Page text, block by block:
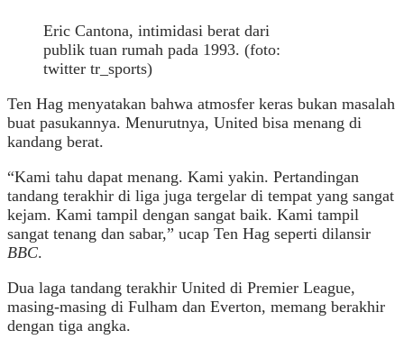
Eric Cantona, intimidasi berat dari
publik tuan rumah pada 1993. (foto:
twitter tr_sports)
Ten Hag menyatakan bahwa atmosfer keras bukan masalah
buat pasukannya. Menurutnya, United bisa menang di
kandang berat.
“Kami tahu dapat menang. Kami yakin. Pertandingan
tandang terakhir di liga juga tergelar di tempat yang sangat
kejam. Kami tampil dengan sangat baik. Kami tampil
sangat tenang dan sabar,” ucap Ten Hag seperti dilansir
BBC.
Dua laga tandang terakhir United di Premier League,
masing-masing di Fulham dan Everton, memang berakhir
dengan tiga angka.